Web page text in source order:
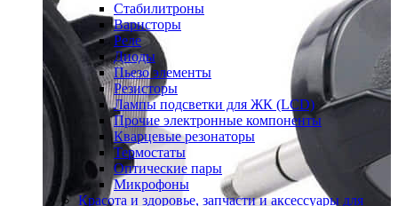
Стабилитроны
Варисторы
Реле
Диоды
Пьезо элементы
Резисторы
Лампы подсветки для ЖК (LCD)
Прочие электронные компоненты
Кварцевые резонаторы
Термостаты
Оптические пары
Микрофоны
Красота и здоровье, запчасти и аксессуары для